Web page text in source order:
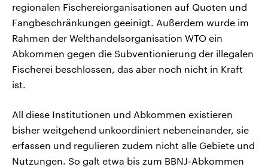
regionalen Fischereiorganisationen auf Quoten und
Fangbeschränkungen geeinigt. Außerdem wurde im
Rahmen der Welthandelsorganisation WTO ein
Abkommen gegen die Subventionierung der illegalen
Fischerei beschlossen, das aber noch nicht in Kraft
ist.
All diese Institutionen und Abkommen existieren
bisher weitgehend unkoordiniert nebeneinander, sie
erfassen und regulieren zudem nicht alle Gebiete und
Nutzungen. So galt etwa bis zum BBNJ-Abkommen